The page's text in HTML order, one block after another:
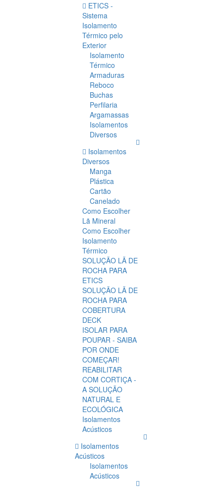
ETICS -
Sistema
Isolamento
Térmico pelo
Exterior
Isolamento
Térmico
Armaduras
Reboco
Buchas
Perfilaria
Argamassas
Isolamentos
Diversos
Isolamentos
Diversos
Manga
Plástica
Cartão
Canelado
Como Escolher
Lã Mineral
Como Escolher
Isolamento
Térmico
SOLUÇÃO LÃ DE
ROCHA PARA
ETICS
SOLUÇÃO LÃ DE
ROCHA PARA
COBERTURA
DECK
ISOLAR PARA
POUPAR - SAIBA
POR ONDE
COMEÇAR!
REABILITAR
COM CORTIÇA -
A SOLUÇÃO
NATURAL E
ECOLÓGICA
Isolamentos
Acústicos
Isolamentos
Acústicos
Isolamentos
Acústicos